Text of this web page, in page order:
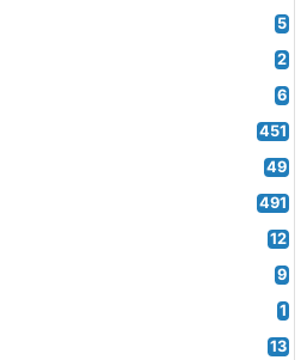
5
2
6
451
49
491
12
9
1
13